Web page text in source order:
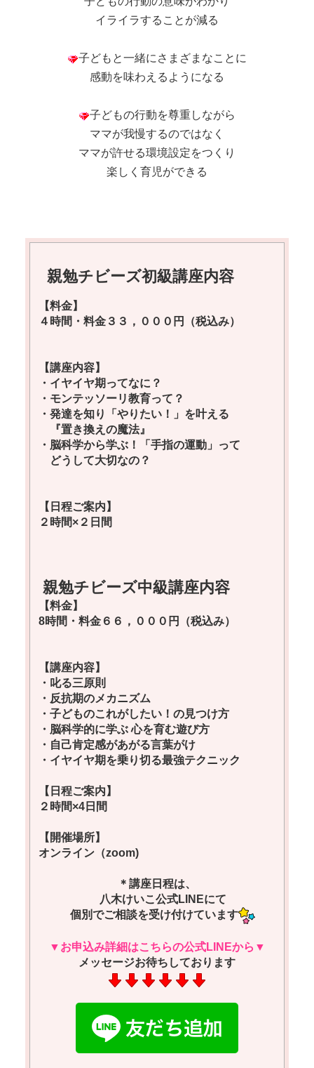
イライラすることが減る
子どもと一緒にさまざまなことに
感動を味わえるようになる
子どもの行動を尊重しながら
ママが我慢するのではなく
ママが許せる環境設定をつくり
楽しく育児ができる
親勉チビーズ初級講座内容
【料金】
４時間・料金３３，０００円（税込み）
【講座内容】
・イヤイヤ期ってなに？
・モンテッソーリ教育って？
・発達を知り「やりたい！」を叶える
『置き換えの魔法』
・脳科学から学ぶ！「手指の運動」って
どうして大切なの？
【日程ご案内】
２時間×２日間
親勉チビーズ中級講座内容
【料金】
8時間・料金６６，０００円（税込み）
【講座内容】
・叱る三原則
・ 反抗期のメカニズム
・ 子どものこれがしたい！の見つけ方
・脳科学的に学ぶ 心を育む遊び方
・自己肯定感があがる言葉がけ
・イヤイヤ期を乗り切る最強テクニック
【日程ご案内】
２時間×4日間
【開催場所】
オンライン（zoom)
＊講座日程は、
八木けいこ公式LINEにて
個別でご相談を受け付けています
▼お申込み詳細はこちらの公式LINEから▼
メッセージお待ちしております